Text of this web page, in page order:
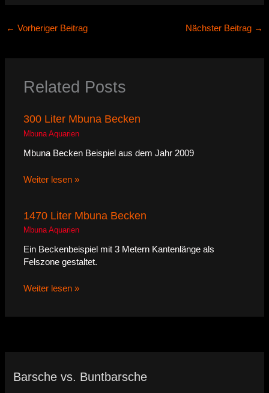
← Vorheriger Beitrag Nächster Beitrag →
Related Posts
300 Liter Mbuna Becken
Mbuna Aquarien
Mbuna Becken Beispiel aus dem Jahr 2009
Weiter lesen »
1470 Liter Mbuna Becken
Mbuna Aquarien
Ein Beckenbeispiel mit 3 Metern Kantenlänge als
Felszone gestaltet.
Weiter lesen »
Barsche vs. Buntbarsche